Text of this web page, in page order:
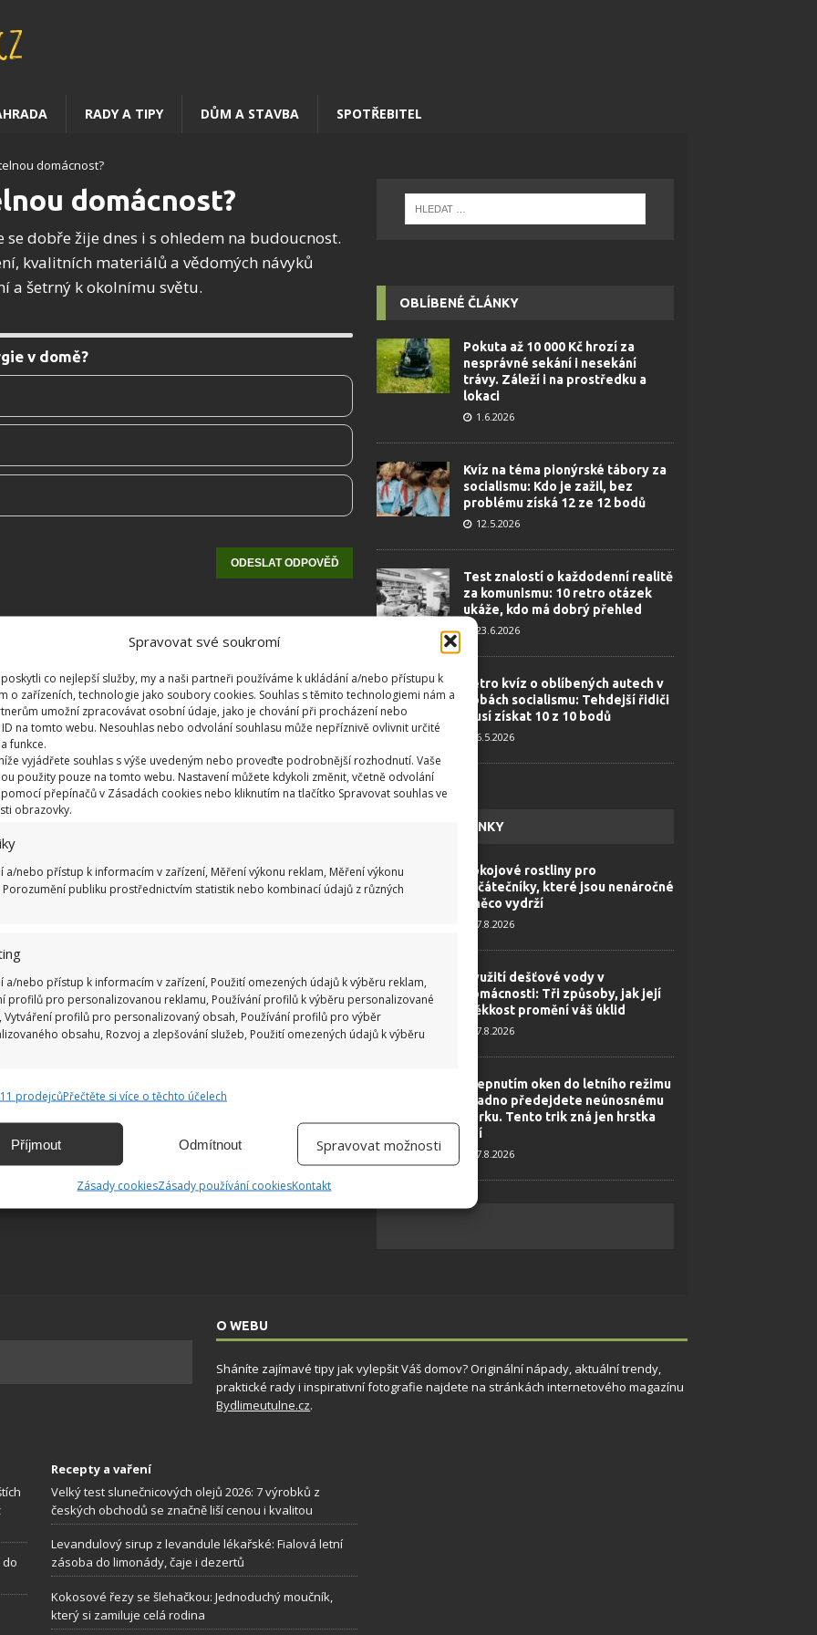
Spravovat své soukromí
co nejlepší služby, my a naši partneři používáme k ukládání a/nebo přístupu k
o zařízeních, technologie jako soubory cookies. Souhlas s těmito technologiemi nám a
umožní zpracovávat osobní údaje, jako je chování při procházení nebo
na tomto webu. Nesouhlas nebo odvolání souhlasu může nepříznivě ovlivnit určité
funkce.
vyjádřete souhlas s výše uvedeným nebo proveďte podrobnější rozhodnutí. Vaše
použity pouze na tomto webu. Nastavení můžete kdykoli změnit, včetně odvolání
přepínačů v Zásadách cookies nebo kliknutím na tlačítko Spravovat souhlas ve
obrazovky.
a/nebo přístup k informacím v zařízení, Měření výkonu reklam, Měření výkonu
Porozumění publiku prostřednictvím statistik nebo kombinací údajů z různých
a/nebo přístup k informacím v zařízení, Použití omezených údajů k výběru reklam,
profilů pro personalizovanou reklamu, Používání profilů k výběru personalizované
Vytváření profilů pro personalizovaný obsah, Používání profilů pro výběr
obsahu, Rozvoj a zlepšování služeb, Použití omezených údajů k výběru
a kombinování údajů z jiných zdrojů údajů, Propojení různých
Identifikace zařízení na základě automaticky přenášených informací.
přesných údajů o zeměpisné poloze, Identifikace zařízení na
aktivně vyžádaných informací.
prodejcůPřečtěte si více o těchto účelech
Příjmout Odmítnout Spravovat možnosti
Zásady cookiesZásady používání cookiesKontakt
RADY A TIPY DŮM A STAVBA SPOTŘEBITEL
domácnost?
domácnost?
dobře žije dnes i s ohledem na budoucnost.
kvalitních materiálů a vědomých návyků
a šetrný k okolnímu světu.
v domě?
OBLÍBENÉ ČLÁNKY
Pokuta až 10 000 Kč hrozí za
nesprávné sekání i nesekání
trávy. Záleží i na prostředku a
lokaci
1.6.2026
Kvíz na téma pionýrské tábory za
socialismu: Kdo je zažil, bez
problému získá 12 ze 12 bodů
12.5.2026
Test znalostí o každodenní realitě
za komunismu: 10 retro otázek
ukáže, kdo má dobrý přehled
23.6.2026
Retro kvíz o oblíbených autech v
dobách socialismu: Tehdejší řidiči
musí získat 10 z 10 bodů
6.5.2026
ŽHAVÉ NOVINKY
Pokojové rostliny pro
začátečníky, které jsou nenáročné
a něco vydrží
7.8.2026
Využití dešťové vody v
domácnosti: Tři způsoby, jak její
měkkost promění váš úklid
7.8.2026
Přepnutím oken do letního režimu
snadno předejdete neúnosnému
horku. Tento trik zná jen hrstka
lidí
7.8.2026
O WEBU
Sháníte zajímavé tipy jak vylepšit Váš domov? Originální nápady, aktuální trendy,
praktické rady i inspirativní fotografie najdete na stránkách internetového magazínu
Bydlimeutulne.cz.
do
Recepty a vaření
Velký test slunečnicových olejů 2026: 7 výrobků z
českých obchodů se značně liší cenou i kvalitou
Levandulový sirup z levandule lékařské: Fialová letní
zásoba do limonády, čaje i dezertů
Kokosové řezy se šlehačkou: Jednoduchý moučník,
který si zamiluje celá rodina